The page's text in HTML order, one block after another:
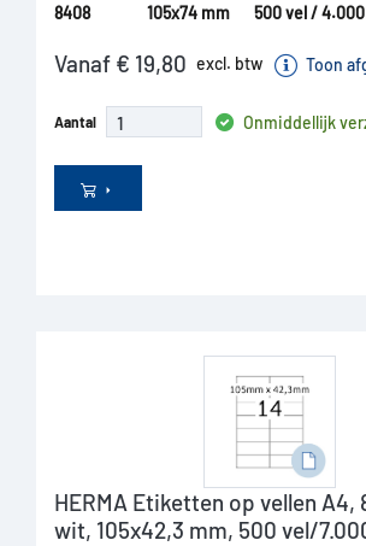
8408
105x74 mm
500 vel /
Vanaf € 19,80 excl. btw Toon
Aantal Onmiddellijk
HERMA Etiketten op vellen A4,
wit, 105x42,3 mm, 500 vel/